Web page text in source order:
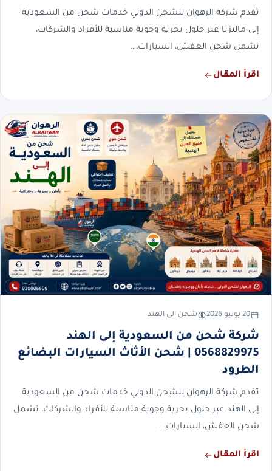
تقدم شركة الرهوان للشحن الدولي خدمات شحن من السعودية
إلى ماليزيا عبر حلول بحرية وجوية مناسبة للأفراد والشركات،
تشمل شحن العفش، السيارات،…
اقرأ المقال
20 يونيو 2026 شحن الى الهند
شركة شحن من السعودية إلى الهند
0568829975 | شحن الأثاث السيارات البضائع
الطرود
تقدم شركة الرهوان للشحن الدولي خدمات شحن من السعودية
إلى الهند عبر حلول بحرية وجوية مناسبة للأفراد والشركات، تشمل
شحن العفش، السيارات،…
اقرأ المقال